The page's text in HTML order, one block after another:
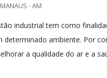
- AM
industrial tem como
determinado ambiente. Por
a qualidade do ar e a